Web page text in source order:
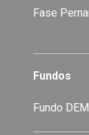
Fase
Fundos
Fundo